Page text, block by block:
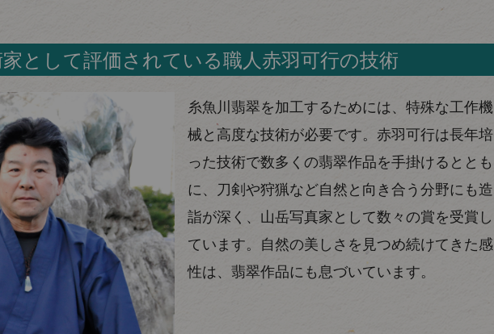
として評価されている職人赤羽可行の技術
糸魚川翡翠を加工するためには、特殊な工作機
械と高度な技術が必要です。赤羽可行は長年培
った技術で数多くの翡翠作品を手掛けるととも
に、刀剣や狩猟など自然と向き合う分野にも造
詣が深く、山岳写真家として数々の賞を受賞し
ています。自然の美しさを見つめ続けてきた感
性は、翡翠作品にも息づいています。